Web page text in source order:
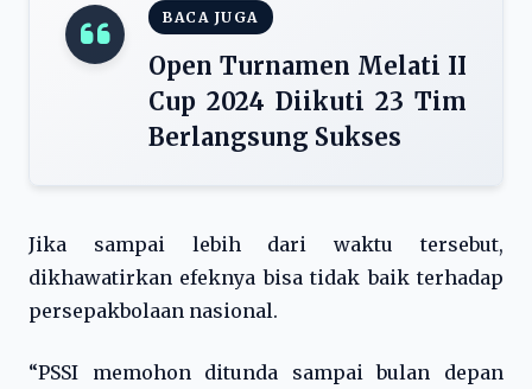
BACA JUGA
Open Turnamen Melati II
Cup 2024 Diikuti 23 Tim
Berlangsung Sukses
Jika sampai lebih dari waktu tersebut,
dikhawatirkan efeknya bisa tidak baik terhadap
persepakbolaan nasional.
“PSSI memohon ditunda sampai bulan depan